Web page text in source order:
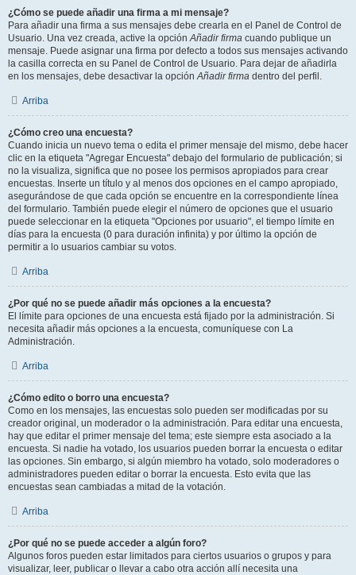
¿Cómo se puede añadir una firma a mi mensaje?
Para añadir una firma a sus mensajes debe crearla en el Panel de Control de
Usuario. Una vez creada, active la opciónAñadir firma cuando publique un
mensaje. Puede asignar una firma por defecto a todos sus mensajes activando
la casilla correcta en su Panel de Control de Usuario. Para dejar de añadirla
en los mensajes, debe desactivar la opciónAñadir firma dentro del perfil.
Arriba
¿Cómo creo una encuesta?
Cuando inicia un nuevo tema o edita el primer mensaje del mismo, debe hacer
clic en la etiqueta "Agregar Encuesta" debajo del formulario de publicación; si
no la visualiza, significa que no posee los permisos apropiados para crear
encuestas. Inserte un título y al menos dos opciones en el campo apropiado,
asegurándose de que cada opción se encuentre en la correspondiente línea
del formulario. También puede elegir el número de opciones que el usuario
puede seleccionar en la etiqueta "Opciones por usuario", el tiempo límite en
días para la encuesta (0 para duración infinita) y por último la opción de
permitir a lo usuarios cambiar su votos.
Arriba
¿Por qué no se puede añadir más opciones a la encuesta?
El límite para opciones de una encuesta está fijado por la administración. Si
necesita añadir más opciones a la encuesta, comuníquese con La
Administración.
Arriba
¿Cómo edito o borro una encuesta?
Como en los mensajes, las encuestas solo pueden ser modificadas por su
creador original, un moderador o la administración. Para editar una encuesta,
hay que editar el primer mensaje del tema; este siempre esta asociado a la
encuesta. Si nadie ha votado, los usuarios pueden borrar la encuesta o editar
las opciones. Sin embargo, si algún miembro ha votado, solo moderadores o
administradores pueden editar o borrar la encuesta. Esto evita que las
encuestas sean cambiadas a mitad de la votación.
Arriba
¿Por qué no se puede acceder a algún foro?
Algunos foros pueden estar limitados para ciertos usuarios o grupos y para
visualizar, leer, publicar o llevar a cabo otra acción allí necesita una